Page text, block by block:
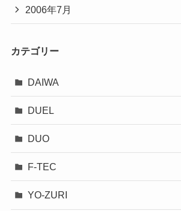
2006年7月
カテゴリー
DAIWA
DUEL
DUO
F-TEC
YO-ZURI